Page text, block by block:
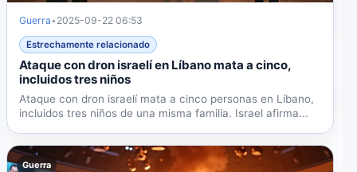
Guerra• 2025-09-22 06:53
Estrechamente relacionado
Ataque con dron israelí en Líbano mata a cinco,
incluidos tres niños
Ataque con dron israelí mata a cinco personas en Líbano,
incluidos tres niños de una misma familia. Israel afirma...
Guerra